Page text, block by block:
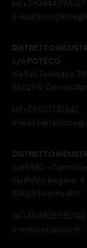
tel +390444 994267
e-mail
DISTRETTO
c/o POTECO
Via San Tommaso,
56029 S. Croce s/
tel +39 0571 32542
e-mail
DISTRETTO
c/o UNIC – Centro
Via Melito Iangano, 9
83029 Solofra (AV)
tel +39 0825 582740
e-mail ssip@ssip.it